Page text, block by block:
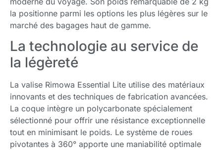
la positionne parmi les options les plus légères sur le
marché des bagages haut de gamme.
La technologie au service de
la légèreté
La valise Rimowa Essential Lite utilise des matériaux
innovants et des techniques de fabrication avancées.
La coque intègre un polycarbonate spécialement
sélectionné pour offrir une résistance exceptionnelle
tout en minimisant le poids. Le système de roues
pivotantes à 360° apporte une maniabilité optimale